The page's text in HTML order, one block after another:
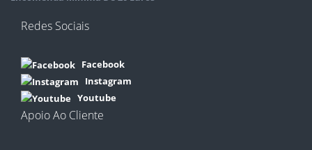
Redes Sociais
Facebook
Instagram
Youtube
Apoio Ao Cliente